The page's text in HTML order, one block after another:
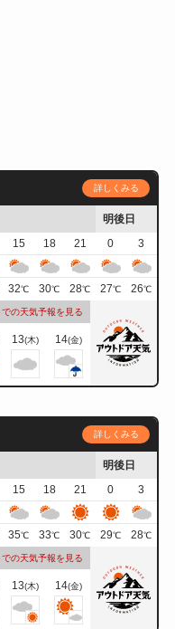
詳しくみる
明後日
15 18 21 0
3
32℃ 30℃ 28℃ 27℃ 26℃
の天気予報を見る
13(木) 14(金)
詳しくみる
明後日
15 18 21 0
3
35℃ 33℃ 30℃ 29℃ 28℃
の天気予報を見る
13(木) 14(金)